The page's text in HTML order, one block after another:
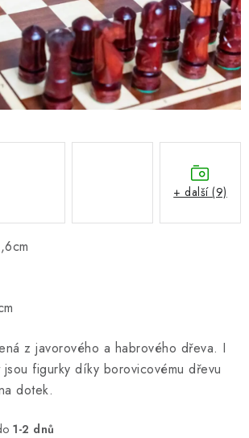
z javorového a habrového dřeva. I
figurky díky borovicovému dřevu
dotek.
1-2 dnů
+ další (9)